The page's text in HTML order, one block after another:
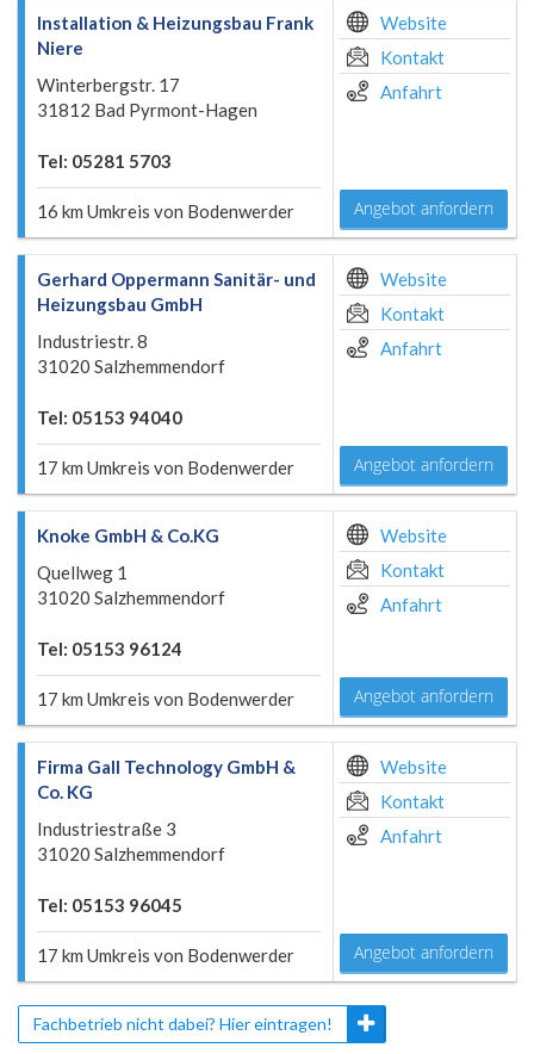
Installation & Heizungsbau Frank
Niere
Winterbergstr. 17
31812 Bad Pyrmont-Hagen
Tel: 05281 5703
16 km Umkreis von Bodenwerder
Website
Kontakt
Anfahrt
Angebot anfordern
Gerhard Oppermann Sanitär- und
Heizungsbau GmbH
Industriestr. 8
31020 Salzhemmendorf
Tel: 05153 94040
17 km Umkreis von Bodenwerder
Website
Kontakt
Anfahrt
Angebot anfordern
Knoke GmbH & Co.KG
Quellweg 1
31020 Salzhemmendorf
Tel: 05153 96124
17 km Umkreis von Bodenwerder
Website
Kontakt
Anfahrt
Angebot anfordern
Firma Gall Technology GmbH &
Co. KG
Industriestraße 3
31020 Salzhemmendorf
Tel: 05153 96045
17 km Umkreis von Bodenwerder
Website
Kontakt
Anfahrt
Angebot anfordern
Fachbetrieb nicht dabei? Hier eintragen!